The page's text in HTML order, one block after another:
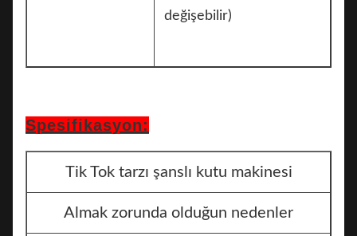
değişebilir)
Spesifikasyon:
Tik Tok tarzı şanslı kutu makinesi
Almak zorunda olduğun nedenler